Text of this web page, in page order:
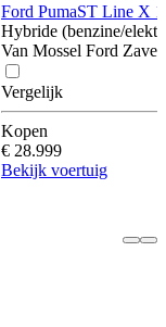
Ford PumaST Line X
Hybride (benzine/
Van Mossel Ford
Vergelijk
Kopen
€ 28.999
Bekijk voertuig